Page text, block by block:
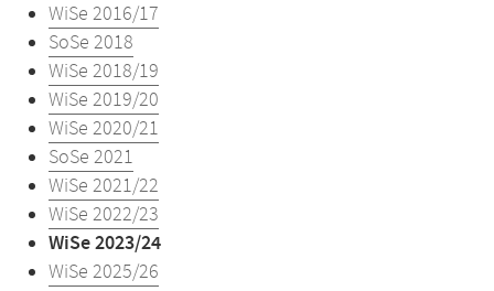
WiSe 2016/17
SoSe 2018
WiSe 2018/19
WiSe 2019/20
WiSe 2020/21
SoSe 2021
WiSe 2021/22
WiSe 2022/23
WiSe 2023/24
WiSe 2025/26